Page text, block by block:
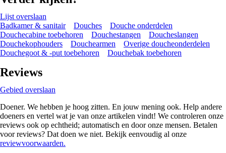
Lijst overslaan
Badkamer & sanitair
Douches
Douche onderdelen
Douchecabine toebehoren
Douchestangen
Doucheslangen
Douchekophouders
Douchearmen
Overige doucheonderdelen
Douchegoot & -put toebehoren
Douchebak toebehoren
Reviews
Gebied overslaan
Doener. We hebben je hoog zitten. En jouw mening ook. Help andere
doeners en vertel wat je van onze artikelen vindt! We controleren onze
reviews ook op echtheid; automatisch en door onze mensen. Betalen
voor reviews? Dat doen we niet. Bekijk eenvoudig al onze
reviewvoorwaarden.